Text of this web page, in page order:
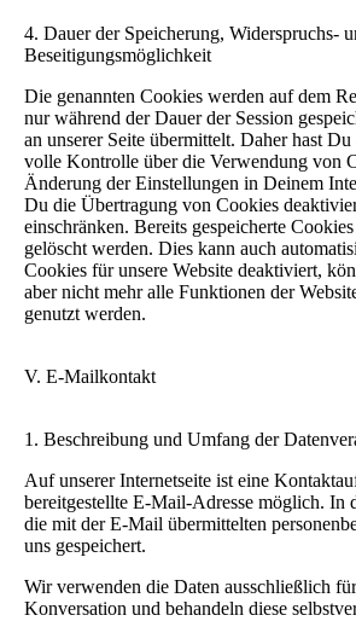
4. Dauer der Speicherung, Widerspruchs-
Beseitigungsmöglichkeit
Die genannten Cookies werden auf dem
nur während der Dauer der Session
an unserer Seite übermittelt. Daher hast
volle Kontrolle über die Verwendung von
Änderung der Einstellungen in Deinem
Du die Übertragung von Cookies
einschränken. Bereits gespeicherte
gelöscht werden. Dies kann auch
Cookies für unsere Website deaktiviert,
aber nicht mehr alle Funktionen der
genutzt werden.
V. E-Mailkontakt
1. Beschreibung und Umfang der
Auf unserer Internetseite ist eine
bereitgestellte E-Mail-Adresse möglich. In
die mit der E-Mail übermittelten
uns gespeichert.
Wir verwenden die Daten ausschließlich
Konversation und behandeln diese